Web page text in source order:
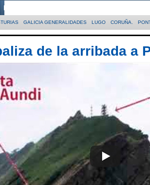
GALICIA GENERALIDADES LUGO CORUÑA.
de la arribada a